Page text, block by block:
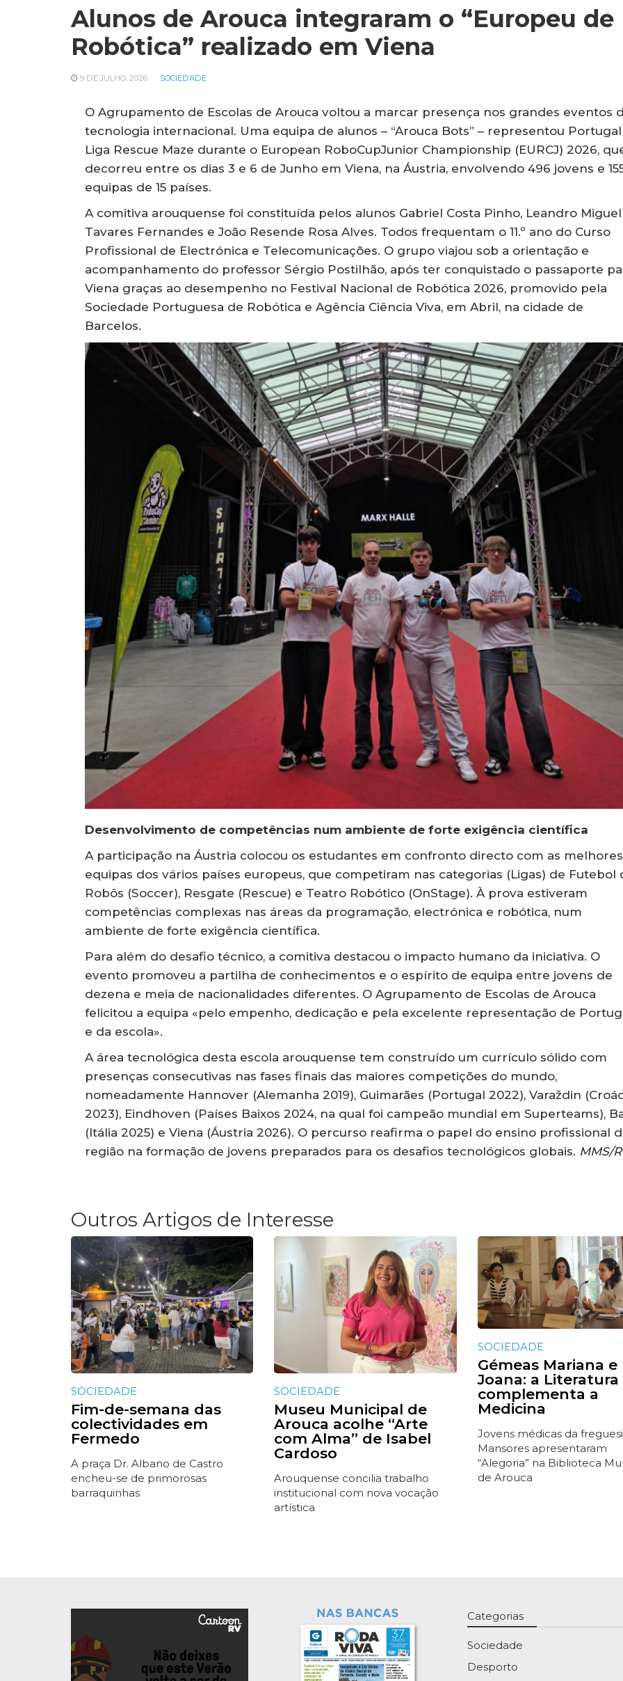
Alunos de Arouca integraram o “Europeu de
Robótica” realizado em Viena
9 DE JULHO, 2026 SOCIEDADE
O Agrupamento de Escolas de Arouca voltou a marcar presença nos grandes eventos
tecnologia internacional. Uma equipa de alunos – “Arouca Bots” – representou
Liga Rescue Maze durante o European RoboCupJunior Championship (EURCJ) 2026,
decorreu entre os dias 3 e 6 de Junho em Viena, na Áustria, envolvendo 496 jovens e
equipas de 15 países.
A comitiva arouquense foi constituída pelos alunos Gabriel Costa Pinho, Leandro Miguel
Tavares Fernandes e João Resende Rosa Alves. Todos frequentam o 11.º ano do Curso
Profissional de Electrónica e Telecomunicações. O grupo viajou sob a orientação e
acompanhamento do professor Sérgio Postilhão, após ter conquistado o passaporte
Viena graças ao desempenho no Festival Nacional de Robótica 2026, promovido pela
Sociedade Portuguesa de Robótica e Agência Ciência Viva, em Abril, na cidade de
Barcelos.
Desenvolvimento de competências num ambiente de forte exigência científica
A participação na Áustria colocou os estudantes em confronto directo com as melhores
equipas dos vários países europeus, que competiram nas categorias (Ligas) de Futebol
Robôs (Soccer), Resgate (Rescue) e Teatro Robótico (OnStage). À prova estiveram
competências complexas nas áreas da programação, electrónica e robótica, num
ambiente de forte exigência científica.
Para além do desafio técnico, a comitiva destacou o impacto humano da iniciativa. O
evento promoveu a partilha de conhecimentos e o espírito de equipa entre jovens de
dezena e meia de nacionalidades diferentes. O Agrupamento de Escolas de Arouca
felicitou a equipa «pelo empenho, dedicação e pela excelente representação de
e da escola».
A área tecnológica desta escola arouquense tem construído um currículo sólido com
presenças consecutivas nas fases finais das maiores competições do mundo,
nomeadamente Hannover (Alemanha 2019), Guimarães (Portugal 2022), Varaždin
2023), Eindhoven (Países Baixos 2024, na qual foi campeão mundial em Superteams),
(Itália 2025) e Viena (Áustria 2026). O percurso reafirma o papel do ensino profissional
região na formação de jovens preparados para os desafios tecnológicos globais. MMS/
Outros Artigos de Interesse
SOCIEDADE
Fim-de-semana das
colectividades em
Fermedo
A praça Dr. Albano de Castro
encheu-se de primorosas
barraquinhas
SOCIEDADE
Museu Municipal de
Arouca acolhe “Arte
com Alma” de Isabel
Cardoso
Arouquense concilia trabalho
institucional com nova vocação
artística
SOCIEDADE
Gémeas Mariana e
Joana: a
complementa a
Medicina
Jovens médicas da
Mansores apresentaram
“Alegoria” na Biblioteca
de Arouca
Categorias
Sociedade
Desporto